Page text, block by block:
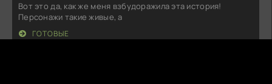
Вот это да, как же меня взбудоражила эта история!
Персонажи такие живые, а
ГОТОВЫЕ